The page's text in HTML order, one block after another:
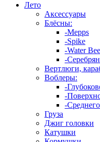
Лето
Аксессуары
Блёсны:
-Mepps
-Spike
-Water
-
Вертлюги,
Воблеры:
-
-
-
Груза
Джиг головки
Катушки